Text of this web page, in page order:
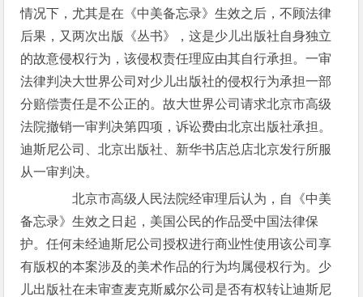
情况下，尤其是在《中美备忘录》生效之后，不顾法律
后果，又两次出版《丛书》，这是少儿出版社自身独立
的故意侵权行为，该侵权责任理应由其自行承担。一审
法律判决大世界公司对少儿出版社的侵权行为承担一部
分赔偿责任是不公正的。故大世界公司请求北京市高级
法院撤销一审判决第四项，诉讼费由北京出版社承担。
迪斯尼公司、北京出版社、新华书店总店北京发行所服
从一审判决。
北京市高级人民法院经审理后认为，自《中美
备忘录》生效之日起，美国公民的作品受中国法律保
护。任何未经迪斯尼公司授权进行商业性使用该公司享
有版权的本案涉及的美术作品的行为均属侵权行为。少
儿出版社在未审查麦克斯威尔公司是否有权转让迪斯尼